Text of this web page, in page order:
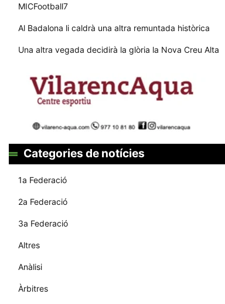
MICFootball7
Al Badalona li caldrà una altra remuntada històrica
Una altra vegada decidirà la glòria la Nova Creu Alta
Categories de notícies
1a Federació
2a Federació
3a Federació
Altres
Anàlisi
Àrbitres